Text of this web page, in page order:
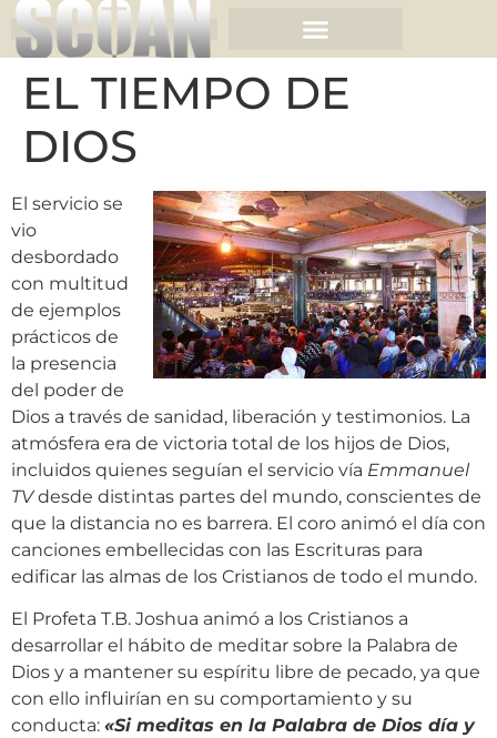
EL TIEMPO DE
DIOS
El servicio se
vio
desbordado
con multitud
de ejemplos
prácticos de
la presencia
del poder de
Dios a través de sanidad, liberación y testimonios. La
atmósfera era de victoria total de los hijos de Dios,
incluidos quienes seguían el servicio vía Emmanuel
TVdesde distintas partes del mundo, conscientes de
que la distancia no es barrera. El coro animó el día con
canciones embellecidas con las Escrituras para
edificar las almas de los Cristianos de todo el mundo.
El Profeta T.B. Joshua animó a los Cristianos a
desarrollar el hábito de meditar sobre la Palabra de
Dios y a mantener su espíritu libre de pecado, ya que
con ello influirían en su comportamiento y su
conducta: «Simeditas en la Palabra de Dios día y